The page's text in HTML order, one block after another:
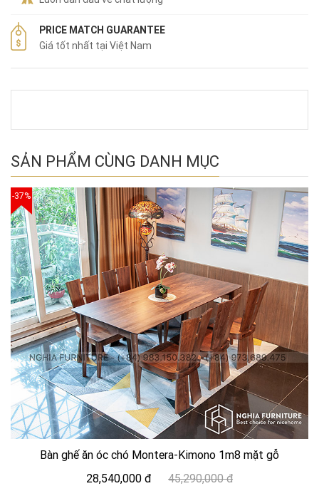
PRICE MATCH GUARANTEE
Giá tốt nhất tại Việt Nam
SẢN PHẨM CÙNG DANH MỤC
-37%
Bàn ghế ăn óc chó Montera-Kimono 1m8 mặt gỗ
28,540,000 đ
45,290,000 đ